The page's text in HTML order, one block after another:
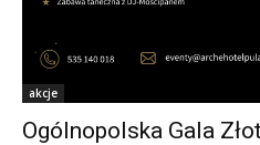
akcje
Ogólnopolska Gala